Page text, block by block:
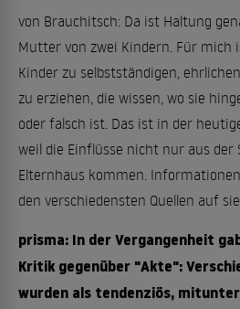
von Brauchitsch: Da ist Haltung
Mutter von zwei Kindern. Für mich
Kinder zu selbstständigen,
zu erziehen, die wissen, wo sie
oder falsch ist. Das ist in der
weil die Einflüsse nicht nur aus der
Elternhaus kommen.
den verschiedensten Quellen auf sie
prisma: In der Vergangenheit
Kritik gegenüber "Akte":
wurden als tendenziös,